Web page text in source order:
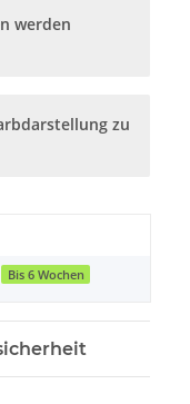
werden
zu
Bis 6 Wochen